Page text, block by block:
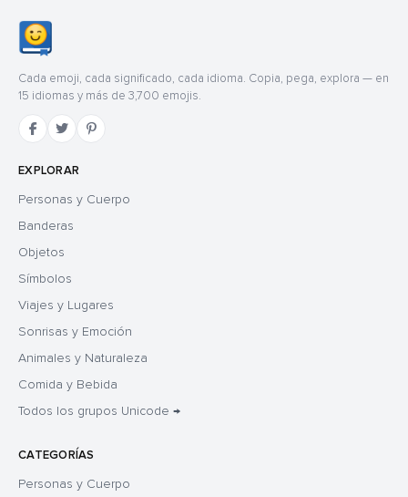
Cada emoji, cada significado, cada idioma. Copia, pega, explora — en
15 idiomas y más de 3,700 emojis.
EXPLORAR
Personas y Cuerpo
Banderas
Objetos
Símbolos
Viajes y Lugares
Sonrisas y Emoción
Animales y Naturaleza
Comida y Bebida
Todos los grupos Unicode →
CATEGORÍAS
Personas y Cuerpo